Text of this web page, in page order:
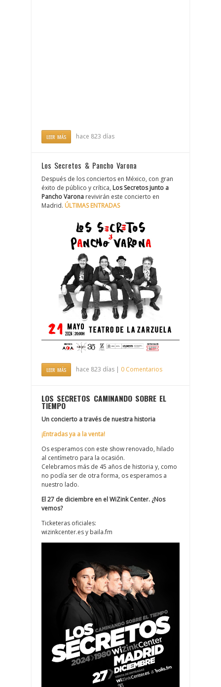
LEER MÁS hace 823 días
Los Secretos & Pancho Varona
Después de los conciertos en México, con gran
éxito de público y crítica, Los Secretos junto a
Pancho Varona revivirán este concierto en
Madrid. ÚLTIMAS ENTRADAS
LEER MÁS hace 823 días | 0 Comentarios
LOS SECRETOS CAMINANDO SOBRE EL
TIEMPO
Un concierto a través de nuestra historia
¡Entradas ya a la venta!
Os esperamos con este show renovado, hilado
al centímetro para la ocasión.
Celebramos más de 45 años de historia y, como
no podía ser de otra forma, os esperamos a
nuestro lado.
El 27 de diciembre en el WiZink Center. ¿Nos
vemos?
Ticketeras oficiales:
wizinkcenter.es y baila.fm